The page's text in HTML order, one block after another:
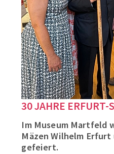
30 JAHRE ERFURT-
Im Museum Martfeld
Mäzen Wilhelm
gefeiert.